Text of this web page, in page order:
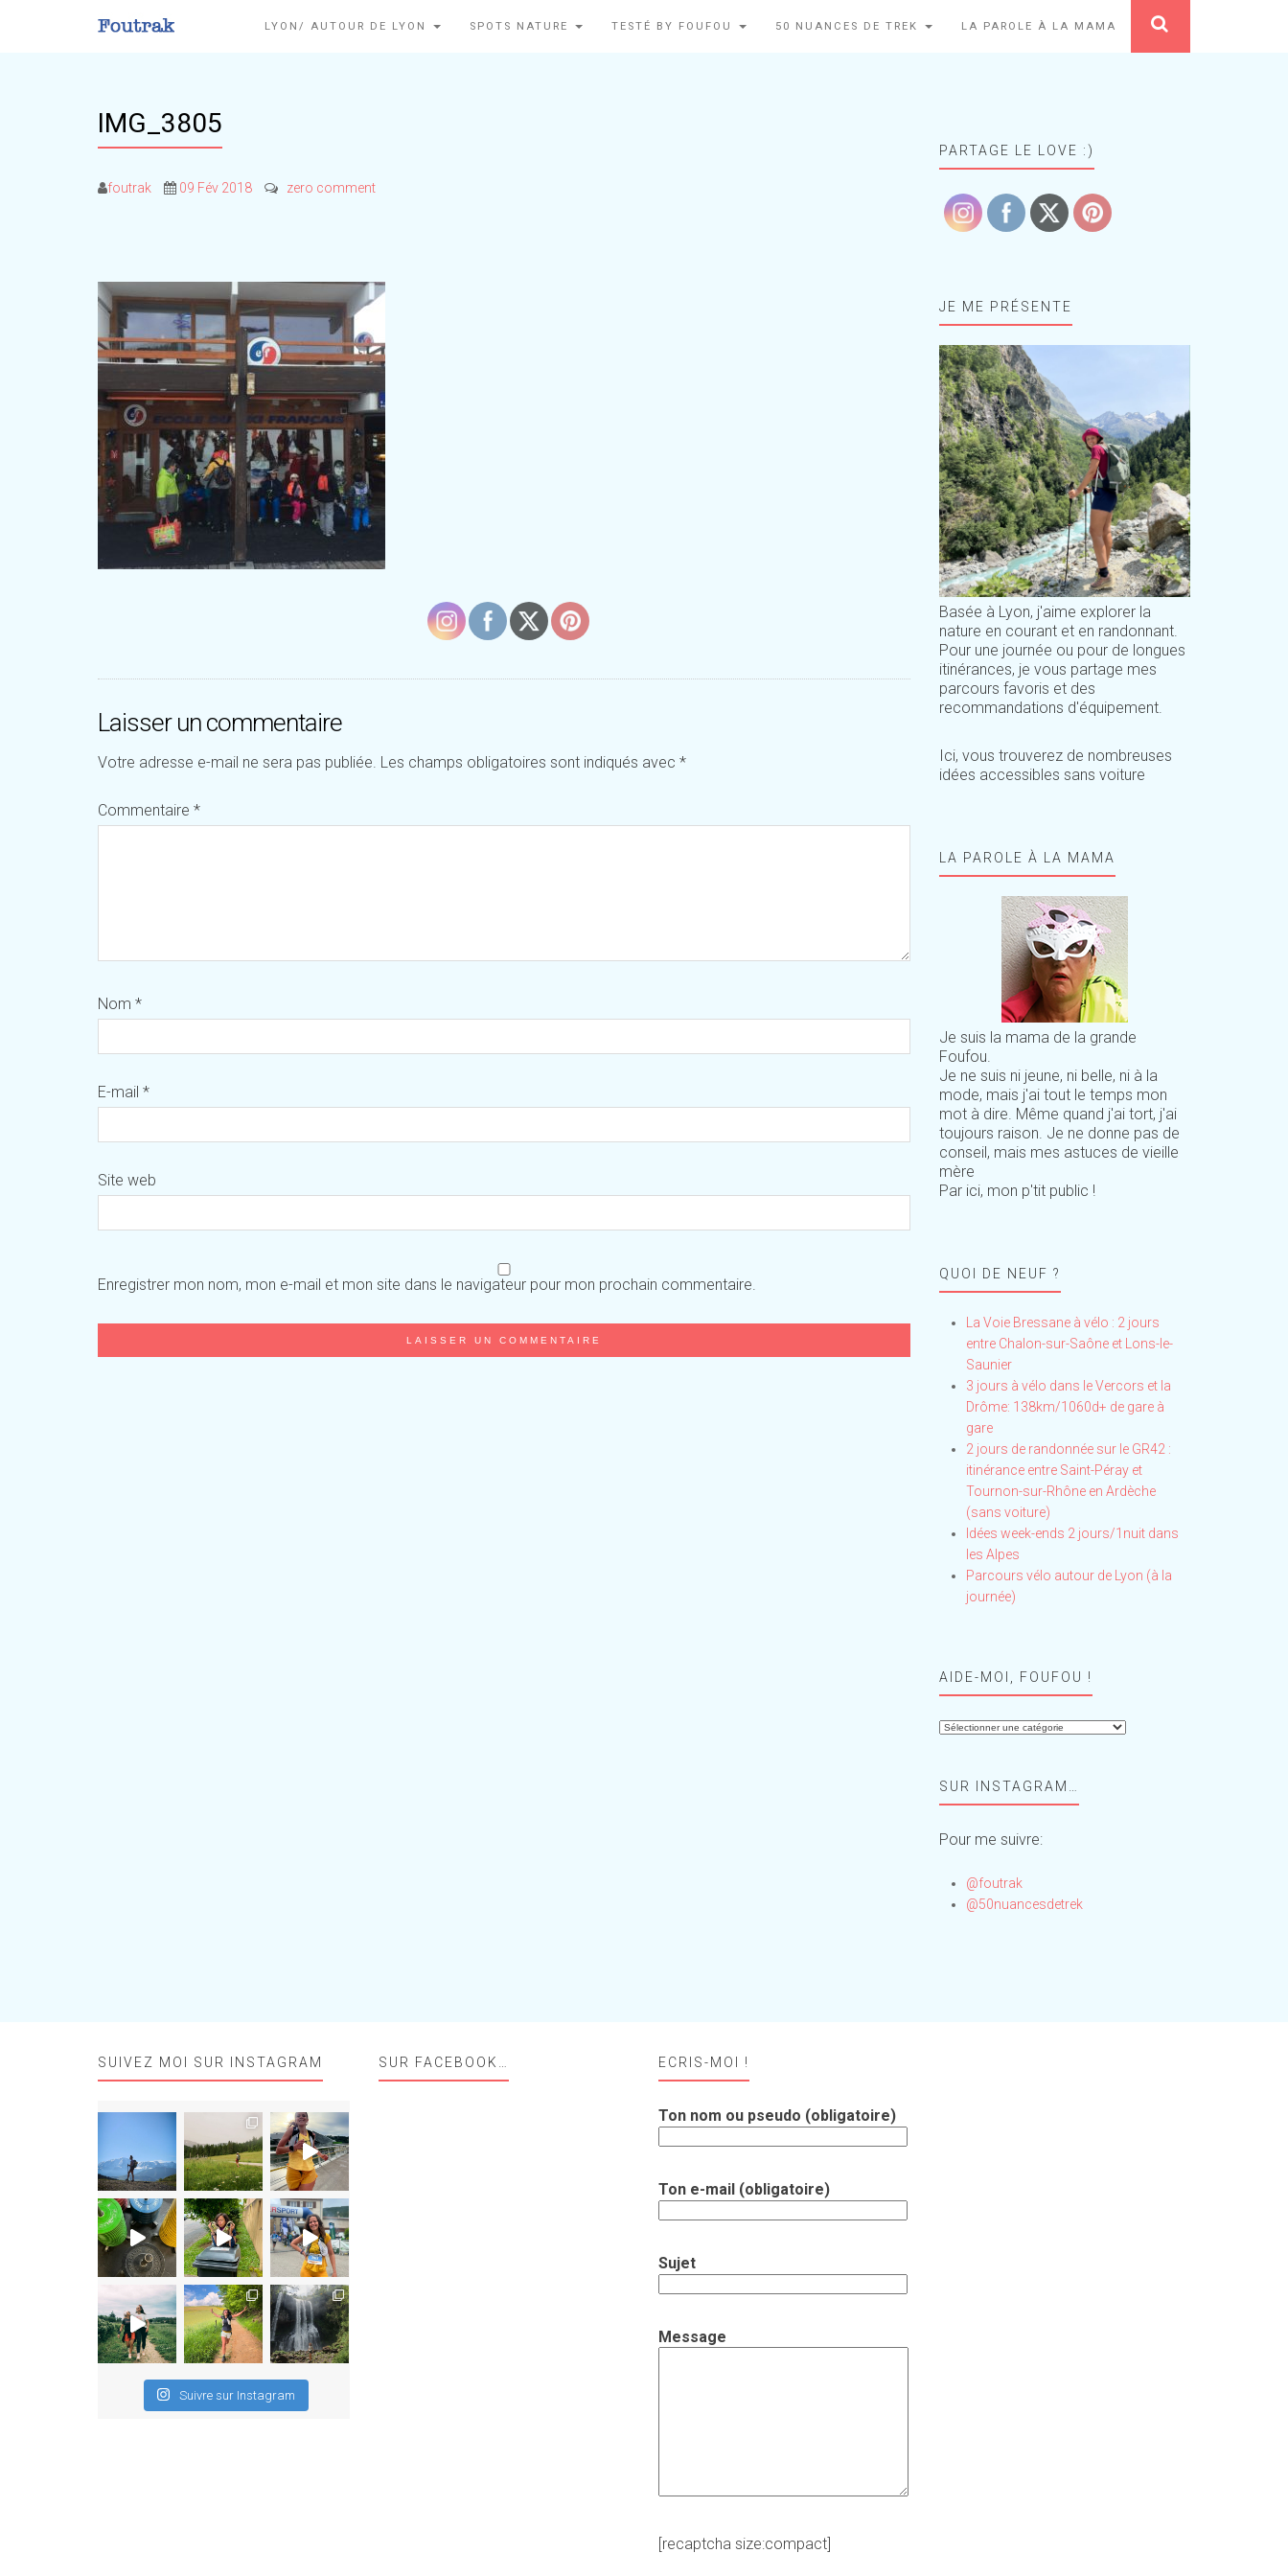
LYON/ AUTOUR DE LYON SPOTS NATURE TESTÉ BY FOUFOU 50 NUANCES DE TREK LA PAROLE À LA MAMA
IMG_3805
foutrak 09 Fév 2018 zero comment
Laisser un commentaire
Votre adresse e-mail ne sera pas publiée. Les champs obligatoires sont indiqués avec *
Commentaire *
Nom *
E-mail *
Site web
Enregistrer mon nom, mon e-mail et mon site dans le navigateur pour mon prochain commentaire.
PARTAGE LE LOVE :)
JE ME PRÉSENTE
Basée à Lyon, j'aime explorer la
nature en courant et en randonnant.
Pour une journée ou pour de longues
itinérances, je vous partage mes
parcours favoris et des
recommandations d'équipement.
Ici, vous trouverez de nombreuses
idées accessibles sans voiture
LA PAROLE À LA MAMA
Je suis la mama de la grande
Foufou.
Je ne suis ni jeune, ni belle, ni à la
mode, mais j'ai tout le temps mon
mot à dire. Même quand j'ai tort, j'ai
toujours raison. Je ne donne pas de
conseil, mais mes astuces de vieille
mère
Par ici, mon p'tit public !
QUOI DE NEUF ?
La Voie Bressane à vélo : 2 jours
entre Chalon-sur-Saône et Lons-le-
Saunier
3 jours à vélo dans le Vercors et la
Drôme: 138km/1060d+ de gare à
gare
2 jours de randonnée sur le GR42 :
itinérance entre Saint-Péray et
Tournon-sur-Rhône en Ardèche
(sans voiture)
Idées week-ends 2 jours/1nuit dans
les Alpes
Parcours vélo autour de Lyon (à la
journée)
AIDE-MOI, FOUFOU !
Aide-
!SUR INSTAGRAM…
Pour me suivre:
@foutrak
@50nuancesdetrek
SUIVEZ MOI SUR INSTAGRAM
Suivre sur Instagram
SUR FACEBOOK… ECRIS-MOI !
Ton nom ou pseudo (obligatoire)
Ton e-mail (obligatoire)
Sujet
Message
[recaptcha size:compact]